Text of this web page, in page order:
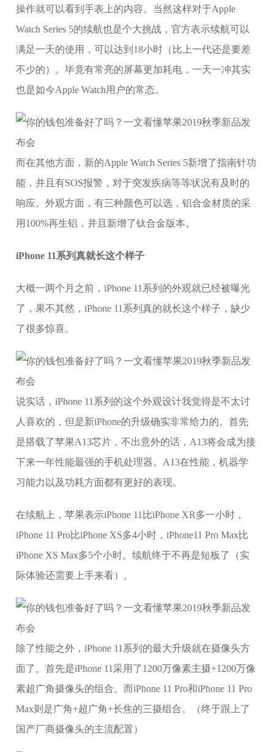
操作就可以看到手表上的内容。当然这样对于Apple
Watch Series 5的续航也是个大挑战，官方表示续航可以
满足一天的使用，可以达到18小时（比上一代还是要差
不少的）。毕竟有常亮的屏幕更加耗电，一天一冲其实
也是如今Apple Watch用户的常态。
而在其他方面，新的Apple Watch Series 5新增了指南针功
能，并且有SOS报警，对于突发疾病等等状况有及时的
响应。外观方面，有三种颜色可以选，铝合金材质的采
用100%再生铝，并且新增了钛合金版本。
iPhone 11系列真就长这个样子
大概一两个月之前，iPhone 11系列的外观就已经被曝光
了，果不其然，iPhone 11系列真的就长这个样子，缺少
了很多惊喜。
说实话，iPhone 11系列的这个外观设计我觉得是不太讨
人喜欢的，但是新iPhone的升级确实非常给力的。首先
是搭载了苹果A13芯片，不出意外的话，A13将会成为接
下来一年性能最强的手机处理器。A13在性能，机器学
习能力以及功耗方面都有更好的表现。
在续航上，苹果表示iPhone 11比iPhone XR多一小时，
iPhone 11 Pro比iPhone XS多4小时，iPhone11 Pro Max比
iPhone XS Max多5个小时。续航终于不再是短板了（实
际体验还需要上手来看）。
除了性能之外，iPhone 11系列的最大升级就在摄像头方
面了。首先是iPhone 11采用了1200万像素主摄+1200万像
素超广角摄像头的组合。而iPhone 11 Pro和iPhone 11 Pro
Max则是广角+超广角+长焦的三摄组合。（终于跟上了
国产厂商摄像头的主流配置）